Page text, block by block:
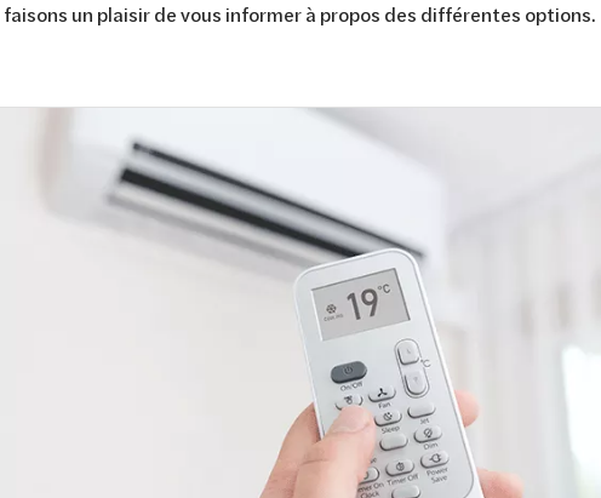
faisons un plaisir de vous informer à propos des différentes options.